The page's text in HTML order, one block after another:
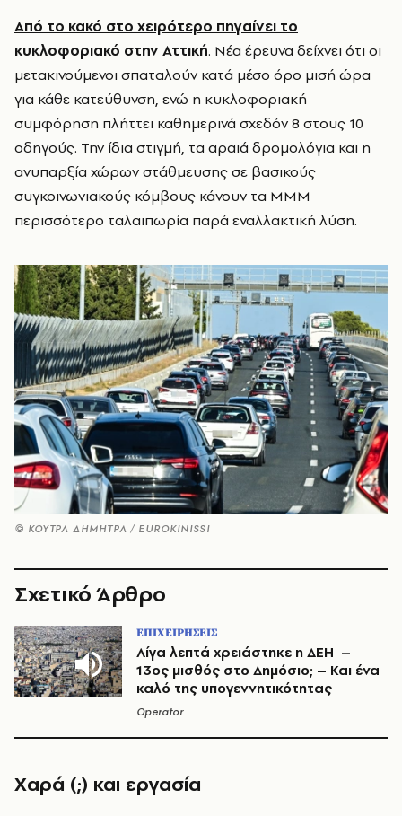
Από το κακό στο χειρότερο πηγαίνει το
κυκλοφοριακό στην Αττική. Νέα έρευνα δείχνει ότι οι
μετακινούμενοι σπαταλούν κατά μέσο όρο μισή ώρα
για κάθε κατεύθυνση, ενώ η κυκλοφοριακή
συμφόρηση πλήττει καθημερινά σχεδόν 8 στους 10
οδηγούς. Την ίδια στιγμή, τα αραιά δρομολόγια και η
ανυπαρξία χώρων στάθμευσης σε βασικούς
συγκοινωνιακούς κόμβους κάνουν τα ΜΜΜ
περισσότερο ταλαιπωρία παρά εναλλακτική λύση.
© ΚΟΥΤΡΑ ΔΗΜΗΤΡΑ / EUROKINISSI
Σχετικό Άρθρο
ΕΠΙΧΕΙΡΗΣΕΙΣ
Λίγα λεπτά χρειάστηκε η ΔΕΗ –
13ος μισθός στο Δημόσιο; – Και ένα
καλό της υπογεννητικότητας
Operator
Χαρά (;) και εργασία